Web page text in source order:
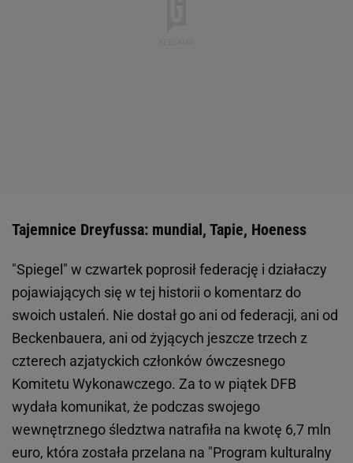
Tajemnice Dreyfussa: mundial, Tapie, Hoeness
"Spiegel" w czwartek poprosił federację i działaczy
pojawiających się w tej historii o komentarz do
swoich ustaleń. Nie dostał go ani od federacji, ani od
Beckenbauera, ani od żyjących jeszcze trzech z
czterech azjatyckich członków ówczesnego
Komitetu Wykonawczego. Za to w piątek DFB
wydała komunikat, że podczas swojego
wewnętrznego śledztwa natrafiła na kwotę 6,7 mln
euro, która została przelana na "Program kulturalny